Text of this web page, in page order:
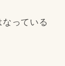
っている